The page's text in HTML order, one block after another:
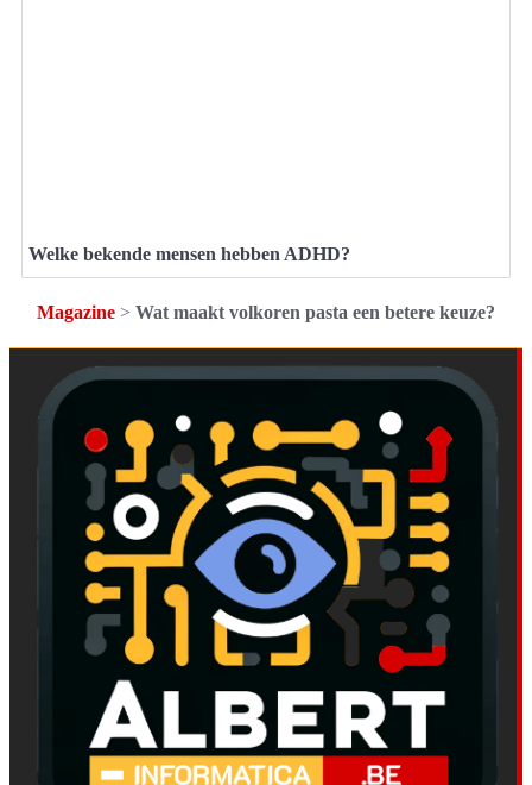
Welke bekende mensen hebben ADHD?
Magazine > Wat maakt volkoren pasta een betere keuze?